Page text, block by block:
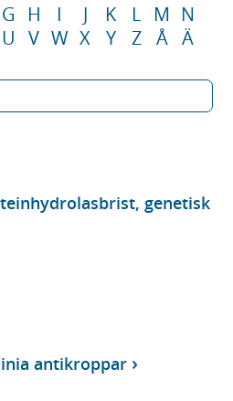
G H I J K L M N
U V W X Y Z Å Ä
genetisk
antikroppar